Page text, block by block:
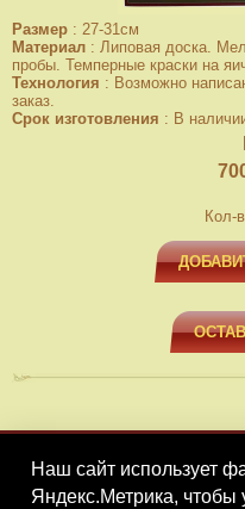
Размер : 27-31см
Материал : Липовая доска.
пробы. Темперные краски на
Технология : Возможно
заказ.
Срок изготовления : В
Кол-
МЕНЮ
Наш сайт использует
Яндекс.Метрика, чтобы